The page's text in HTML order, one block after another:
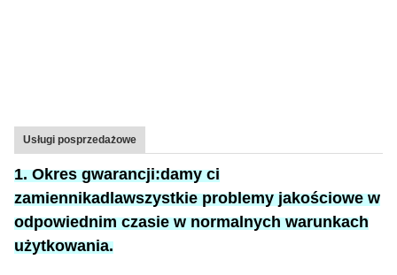
Usługi posprzedażowe
1. Okres gwarancji:damy ci
zamiennikadlawszystkie problemy jakościowe w
odpowiednim czasie w normalnych warunkach
użytkowania.